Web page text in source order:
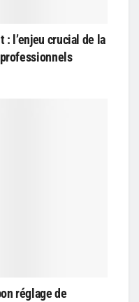
: l’enjeu crucial de la
réglage de